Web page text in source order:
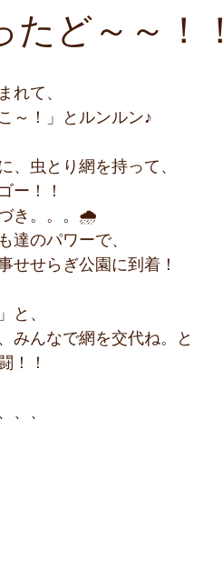
ど～～！！
れて、
～！」とルンルン♪
、虫とり網を持って、
ー！！
き。。。🌧
達のパワーで、
せせらぎ公園に到着！
と、
みんなで網を交代ね。と
！！
、、